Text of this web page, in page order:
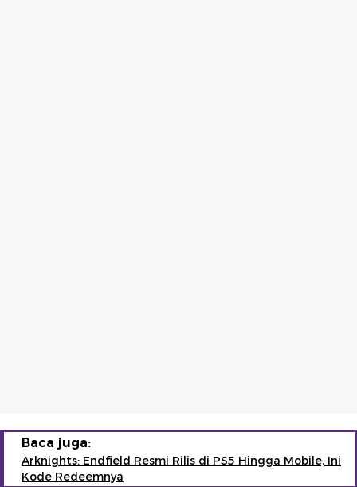
Baca juga:
Arknights: Endfield Resmi Rilis di PS5 Hingga Mobile, Ini
Kode Redeemnya